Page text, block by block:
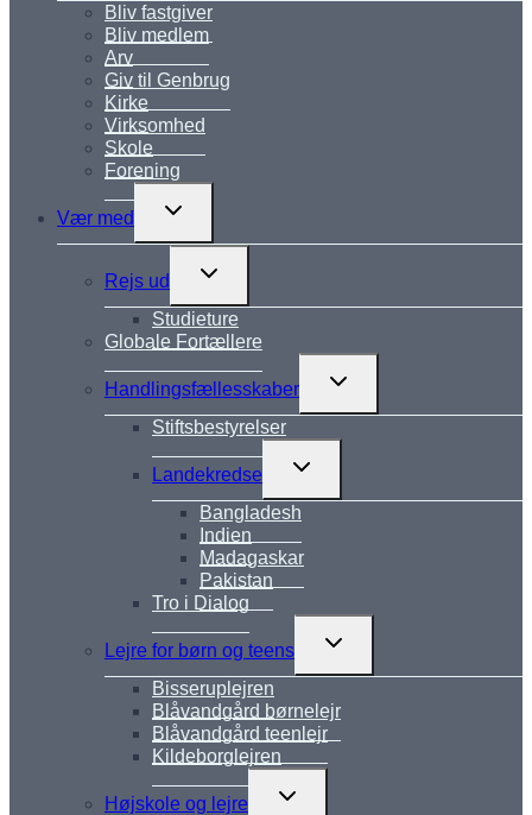
Bliv fastgiver
Bliv medlem
Arv
Giv til Genbrug
Kirke
Virksomhed
Skole
Forening
Vær med
Skift
Rejs ud
Skift
Studieture
Globale Fortællere
Handlingsfællesskaber
Skift
Stiftsbestyrelser
Landekredse
Skift
Bangladesh
Indien
Madagaskar
Pakistan
Tro i Dialog
Lejre for børn og teens
Skift
Bisseruplejren
Blåvandgård børnelejr
Blåvandgård teenlejr
Kildeborglejren
Højskole og lejre
Skift